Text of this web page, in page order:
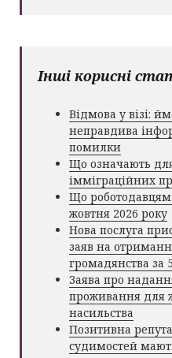
Інші корисні
Відмова у візі:
неправдива
помилки
Що означають
імміграційних
Що роботодавцям
жовтня 2026 року
Нова послуга
заяв на
громадянства за
Заява про
проживання для
насильства
Позитивна
судимостей